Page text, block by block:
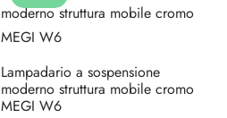
€614,40.
Lampadario a sospensione
moderno struttura mobile cromo
MEGI W6